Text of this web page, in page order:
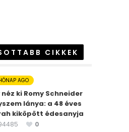
CIKKEK
AGO
ki Romy Schneider
lánya: a 48 éves
kiköpött édesanyja
0